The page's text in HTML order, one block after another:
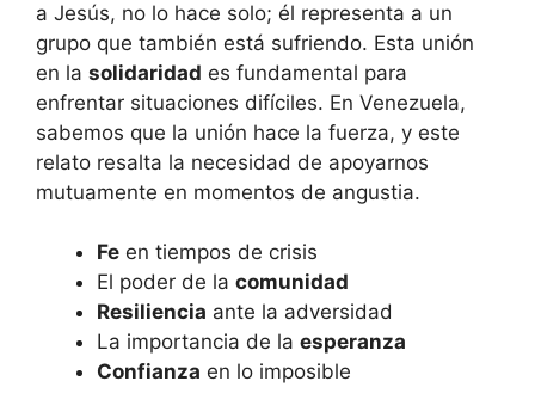
a Jesús, no lo hace solo; él representa a un
grupo que también está sufriendo. Esta unión
en la solidaridad es fundamental para
enfrentar situaciones difíciles. En Venezuela,
sabemos que la unión hace la fuerza, y este
relato resalta la necesidad de apoyarnos
mutuamente en momentos de angustia.
Fe en tiempos de crisis
El poder de la comunidad
Resiliencia ante la adversidad
La importancia de la esperanza
Confianza en lo imposible